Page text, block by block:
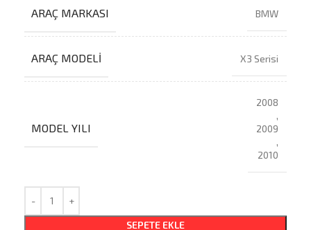
ARAÇ MARKASI BMW
ARAÇ MODELI X3 Serisi
MODEL YILI
2008
,
2009
,
2010
SEPETE EKLE